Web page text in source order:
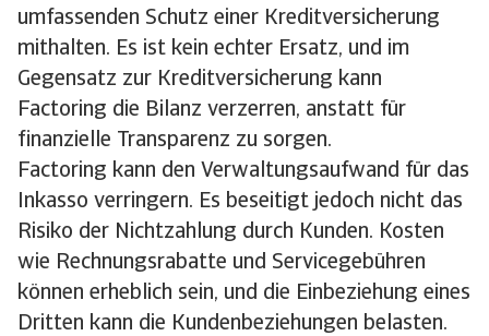
umfassenden Schutz einer Kreditversicherung
mithalten. Es ist kein echter Ersatz, und im
Gegensatz zur Kreditversicherung kann
Factoring die Bilanz verzerren, anstatt für
finanzielle Transparenz zu sorgen.
Factoring kann den Verwaltungsaufwand für das
Inkasso verringern. Es beseitigt jedoch nicht das
Risiko der Nichtzahlung durch Kunden. Kosten
wie Rechnungsrabatte und Servicegebühren
können erheblich sein, und die Einbeziehung eines
Dritten kann die Kundenbeziehungen belasten.